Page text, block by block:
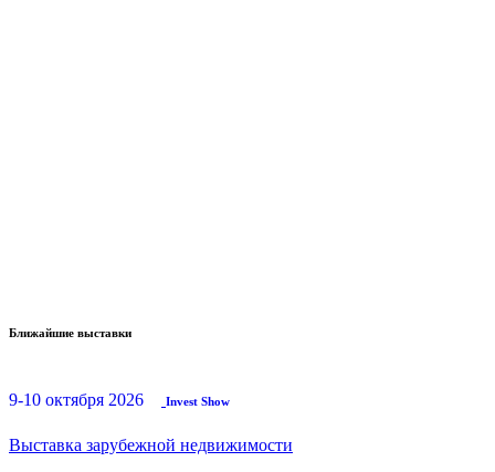
Ближайшие выставки
9-10 октября 2026 Invest Show
Выставка зарубежной недвижимости